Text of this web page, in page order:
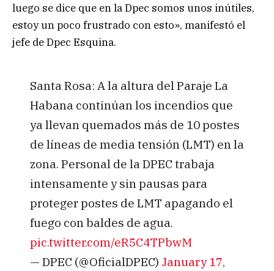
luego se dice que en la Dpec somos unos inútiles,
estoy un poco frustrado con esto», manifestó el
jefe de Dpec Esquina.
Santa Rosa: A la altura del Paraje La
Habana continúan los incendios que
ya llevan quemados más de 10 postes
de líneas de media tensión (LMT) en la
zona. Personal de la DPEC trabaja
intensamente y sin pausas para
proteger postes de LMT apagando el
fuego con baldes de agua.
pic.twitter.com/eR5C4TPbwM
— DPEC (@OficialDPEC) January 17,